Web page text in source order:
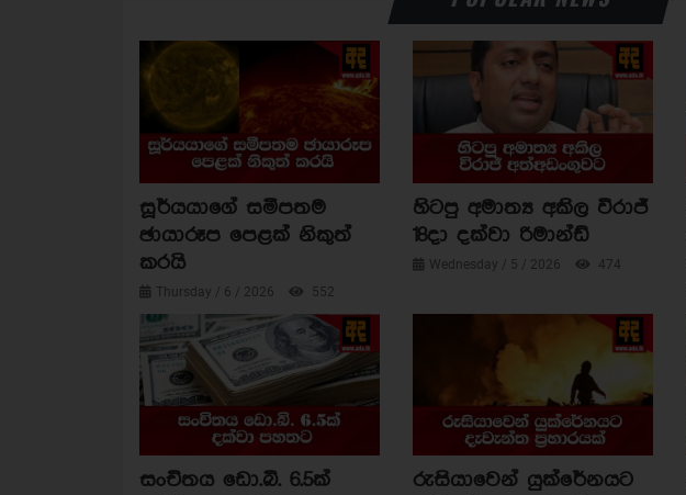
සූර්යයාගේ සමීපතම
ඡායාරූප පෙළක් නිකුත්
කරයි
Thursday / 6 / 2026 552
හිටපු අමාත්‍ය අකිල විරාජ්
18දා දක්වා රිමාන්ඩ්
Wednesday / 5 / 2026 474
සංචිතය ඩො.බි. 6.5ක්
රුසියාවෙන් යුක්රේනයට